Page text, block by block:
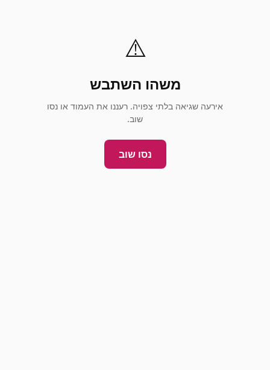
⚠️
משהו השתבש
אירעה שגיאה בלתי צפויה. רעננו את העמוד או נסו
שוב.
נסו שוב